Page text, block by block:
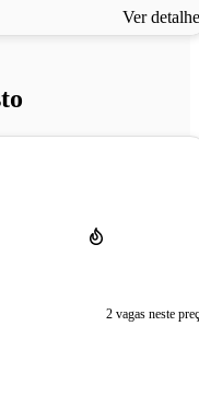
Ver
2 vagas neste